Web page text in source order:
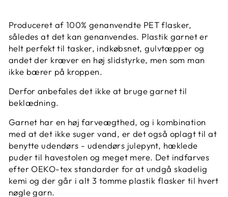
Produceret af 100% genanvendte PET flasker,
således at det kan genanvendes. Plastik garnet er
helt perfekt til tasker, indkøbsnet, gulvtæpper og
andet der kræver en høj slidstyrke, men som man
ikke bærer på kroppen.
Derfor anbefales det ikke at bruge garnet til
beklædning.
Garnet har en høj farveægthed, og i kombination
med at det ikke suger vand, er det også oplagt til at
benytte udendørs - udendørs julepynt, hæklede
puder til havestolen og meget mere. Det indfarves
efter OEKO-tex standarder for at undgå skadelig
kemi og der går i alt 3 tomme plastik flasker til hvert
nøgle garn.